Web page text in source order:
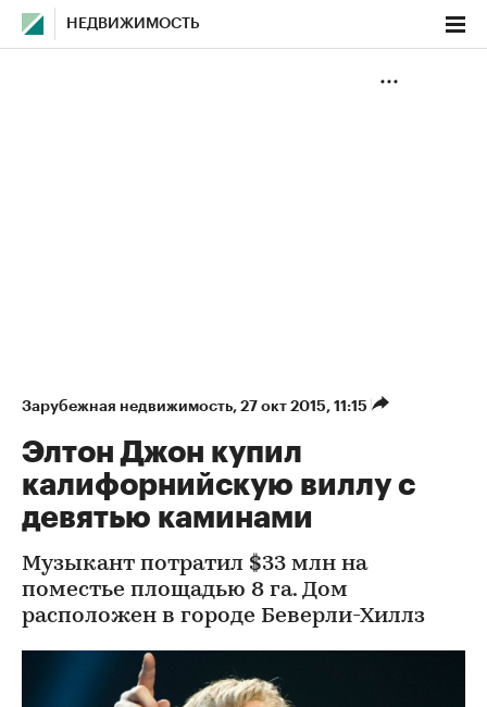
НЕДВИЖИМОСТЬ
Зарубежная недвижимость⁠, 27 окт 2015, 11:15
Элтон Джон купил
калифорнийскую виллу с
девятью каминами
Музыкант потратил $33 млн на
поместье площадью 8 га. Дом
расположен в городе Беверли-Хиллз